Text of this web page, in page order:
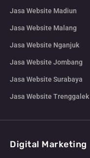
Jasa Website Madiun
Jasa Website Malang
Jasa Website Nganjuk
Jasa Website Jombang
Jasa Website Surabaya
Jasa Website Trenggalek
Digital Marketing